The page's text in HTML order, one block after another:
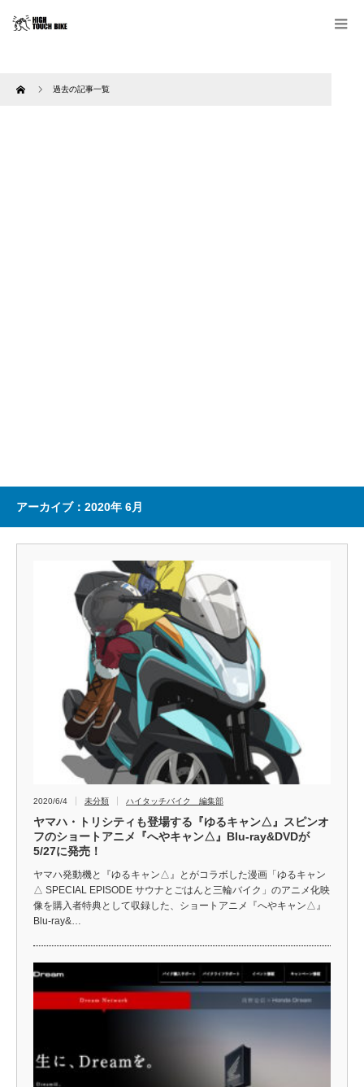
Home 過去の記事一覧
アーカイブ：2020年 6月
2020/6/4 未分類 ハイタッチバイク 編集部
ヤマハ・トリシティも登場する『ゆるキャン△』スピンオ
フのショートアニメ『へやキャン△』Blu-ray&DVDが
5/27に発売！
ヤマハ発動機と『ゆるキャン△』とがコラボした漫画「ゆるキャン
△ SPECIAL EPISODE サウナとごはんと三輪バイク」のアニメ化映
像を購入者特典として収録した、ショートアニメ『へやキャン△』
Blu-ray&…